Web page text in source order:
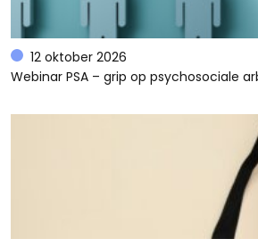
12 oktober 2026
Webinar PSA – grip op psychosociale